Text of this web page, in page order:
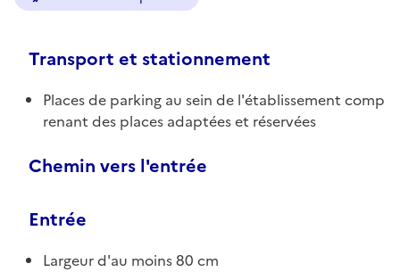
Transport et stationnement
Places de parking au sein de l'établissement comp
renant des places adaptées et réservées
Chemin vers l'entrée
Entrée
Largeur d'au moins 80 cm